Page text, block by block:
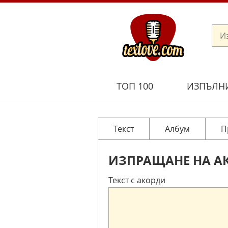
ТОП 100
Текст Албум
ИЗПРАЩАНЕ НА
Текст с акорди